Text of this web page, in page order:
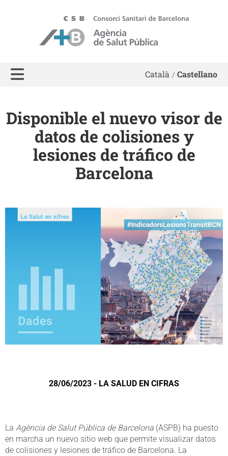
Català Castellano
Disponible el nuevo visor de
datos de colisiones y
lesiones de tráfico de
Barcelona
28/06/2023 - LA SALUD EN CIFRAS
La Agència de Salut Pública de Barcelona (ASPB) ha puesto
en marcha un nuevo sitio web que permite visualizar datos
de colisiones y lesiones de tráfico de Barcelona. La